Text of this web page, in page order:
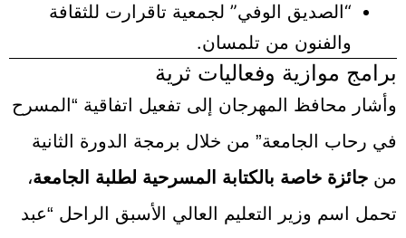
“الصديق الوفي” لجمعية تاقرارت للثقافة
والفنون من تلمسان.
برامج موازية وفعاليات ثرية
وأشار محافظ المهرجان إلى تفعيل اتفاقية “المسرح
في رحاب الجامعة” من خلال برمجة الدورة الثانية
من جائزة خاصة بالكتابة المسرحية لطلبة الجامعة،
تحمل اسم وزير التعليم العالي الأسبق الراحل “عبد